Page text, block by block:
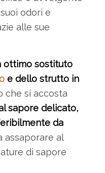
odori e
alle sue
ottimo sostituto
e dello strutto in
che si accosta
sapore delicato,
da
assaporare al
di sapore